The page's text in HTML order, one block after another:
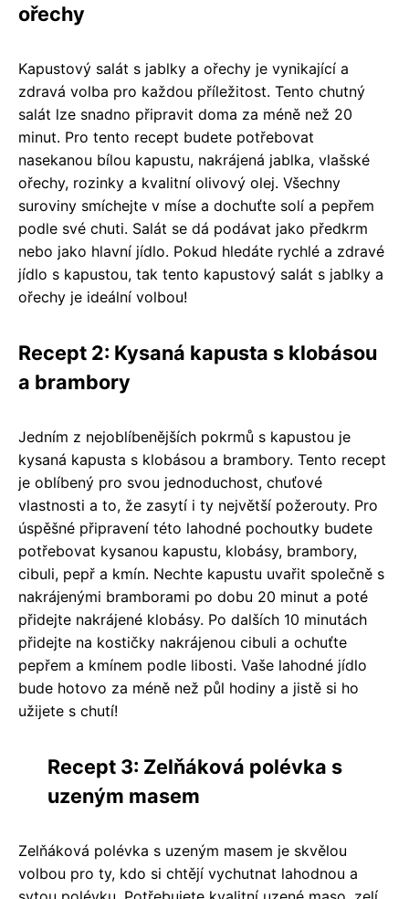
ořechy
Kapustový salát s jablky a ořechy je vynikající a
zdravá volba pro každou příležitost. Tento chutný
salát lze snadno připravit doma za méně než 20
minut. Pro tento recept budete potřebovat
nasekanou bílou kapustu, nakrájená jablka, vlašské
ořechy, rozinky a kvalitní olivový olej. Všechny
suroviny smíchejte v míse a dochuťte solí a pepřem
podle své chuti. Salát se dá podávat jako předkrm
nebo jako hlavní jídlo. Pokud hledáte rychlé a zdravé
jídlo s kapustou, tak tento kapustový salát s jablky a
ořechy je ideální volbou!
Recept 2: Kysaná kapusta s klobásou
a brambory
Jedním z nejoblíbenějších pokrmů s kapustou je
kysaná kapusta s klobásou a brambory. Tento recept
je oblíbený pro svou jednoduchost, chuťové
vlastnosti a to, že zasytí i ty největší požerouty. Pro
úspěšné připravení této lahodné pochoutky budete
potřebovat kysanou kapustu, klobásy, brambory,
cibuli, pepř a kmín. Nechte kapustu uvařit společně s
nakrájenými bramborami po dobu 20 minut a poté
přidejte nakrájené klobásy. Po dalších 10 minutách
přidejte na kostičky nakrájenou cibuli a ochuťte
pepřem a kmínem podle libosti. Vaše lahodné jídlo
bude hotovo za méně než půl hodiny a jistě si ho
užijete s chutí!
Recept 3: Zelňáková polévka s
uzeným masem
Zelňáková polévka s uzeným masem je skvělou
volbou pro ty, kdo si chtějí vychutnat lahodnou a